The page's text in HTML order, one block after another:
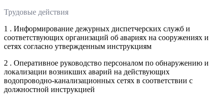
Трудовые действия
1 . Информирование дежурных диспетчерских служб и
соответствующих организаций об авариях на сооружениях и
сетях согласно утвержденным инструкциям
2 . Оперативное руководство персоналом по обнаружению и
локализации возникших аварий на действующих
водопроводно-канализационных сетях в соответствии с
должностной инструкцией